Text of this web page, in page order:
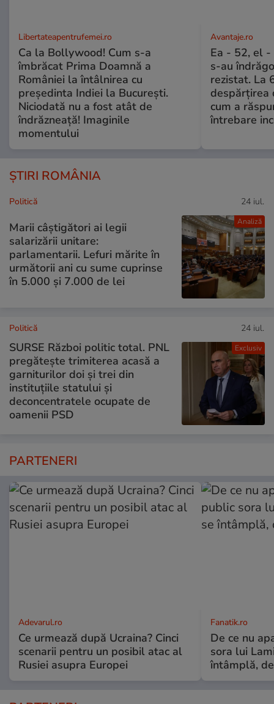
Libertateapentrufemei.ro
Ca la Bollywood! Cum s-a
îmbrăcat Prima Doamnă a
României la întâlnirea cu
președinta Indiei la București.
Niciodată nu a fost atât de
îndrăzneață! Imaginile
momentului
Avantaje.ro
Ea - 52, el -
s-au
rezistat. La
despărțirea
cum a
întrebare
ȘTIRI ROMÂNIA
Analiză
Politică 24 iul.
Marii câștigători ai legii
salarizării unitare:
parlamentarii. Lefuri mărite în
următorii ani cu sume cuprinse
în 5.000 și 7.000 de lei
Exclusiv
Politică 24 iul.
SURSE Război politic total. PNL
pregătește trimiterea acasă a
garniturilor doi și trei din
instituțiile statului și
deconcentratele ocupate de
oamenii PSD
PARTENERI
Adevarul.ro
Ce urmează după Ucraina? Cinci
scenarii pentru un posibil atac al
Rusiei asupra Europei
Fanatik.ro
De ce nu
sora lui
întâmplă,